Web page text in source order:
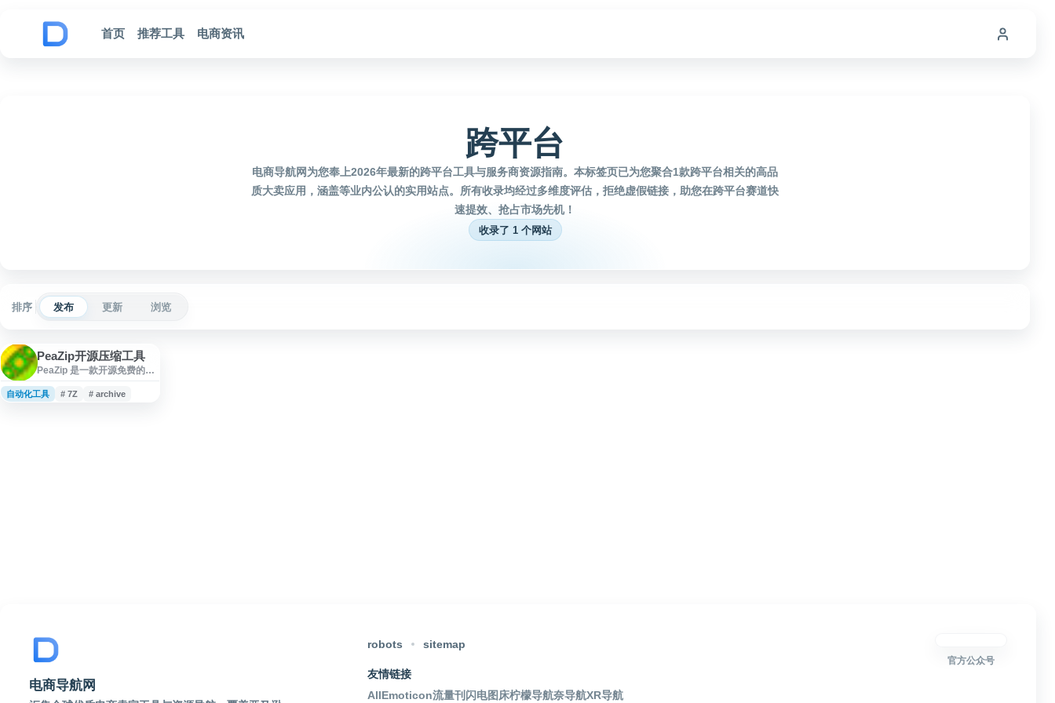
首页
推荐工具 电商资讯
跨平台
电商导航网为您奉上2026年最新的跨平台工具与服务商资源指南。本标签页已为您聚合1款跨平台相关的高品
质大卖应用，涵盖等业内公认的实用站点。所有收录均经过多维度评估，拒绝虚假链接，助您在跨平台赛道快
速提效、抢占市场先机！
收录了 1 个网站
排序 发布 更新 浏览
PeaZip开源压缩工具
PeaZip 是一款开源免费的文
Windows、macOS 和 Linux
平台。软件可用于创建、打
自动化工具 # 7Z # archive
电商导航网
robots sitemap
友情链接
AllEmoticon流量刊 闪电图床柠檬导航奈导航XR导航
官方公众号